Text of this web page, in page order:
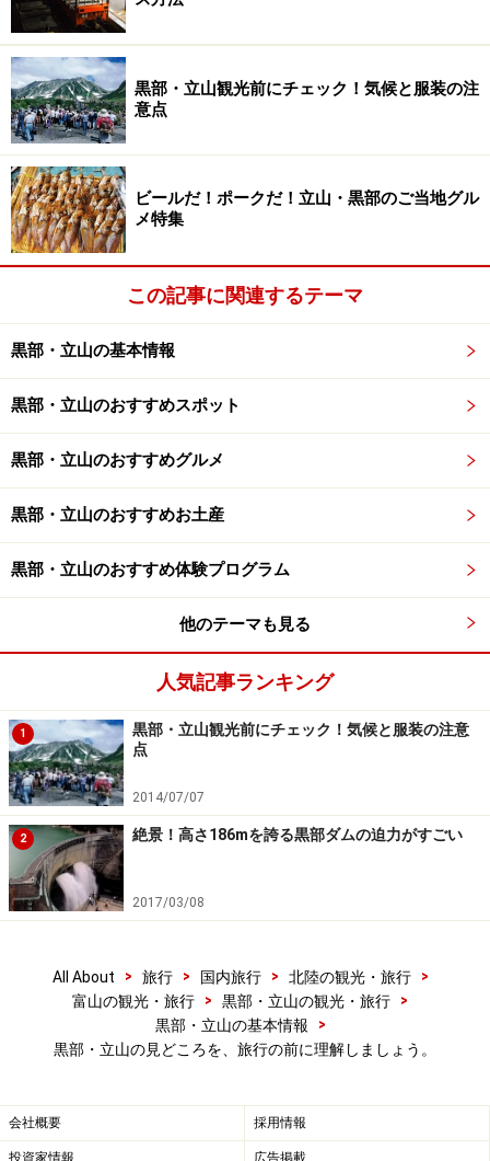
黒部・立山観光前にチェック！気候と服装の注
意点
ビールだ！ポークだ！立山・黒部のご当地グル
メ特集
この記事に関連するテーマ
黒部・立山の基本情報
黒部・立山のおすすめスポット
黒部・立山のおすすめグルメ
黒部・立山のおすすめお土産
黒部・立山のおすすめ体験プログラム
他のテーマも見る
人気記事ランキング
1
黒部・立山観光前にチェック！気候と服装の注意
点
2014/07/07
2 絶景！高さ186mを誇る黒部ダムの迫力がすごい
2017/03/08
All About > 旅行 > 国内旅行 > 北陸の観光・旅行
>
富山の観光・旅行
> 黒部・立山の観光・旅行
>
黒部・立山の基本情報
>
黒部・立山の見どころを、旅行の前に理解しましょう。
会社概要 採用情報
投資家情報 広告掲載